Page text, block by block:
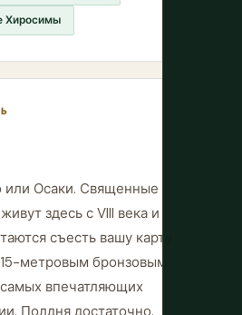
Хиросимы
или Осаки. Священные
здесь с VIII века и
съесть вашу карту.
метровым бронзовым
впечатляющих
Полдня достаточно.